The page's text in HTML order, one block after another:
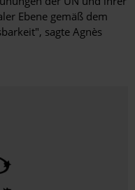
Ebene gemäß dem
sagte Agnès